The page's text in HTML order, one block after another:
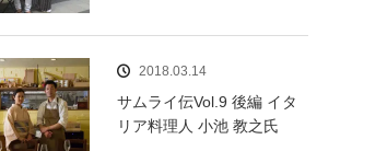
2018.03.14
サムライ伝Vol.9 後編 イタ
リア料理人 小池 教之氏